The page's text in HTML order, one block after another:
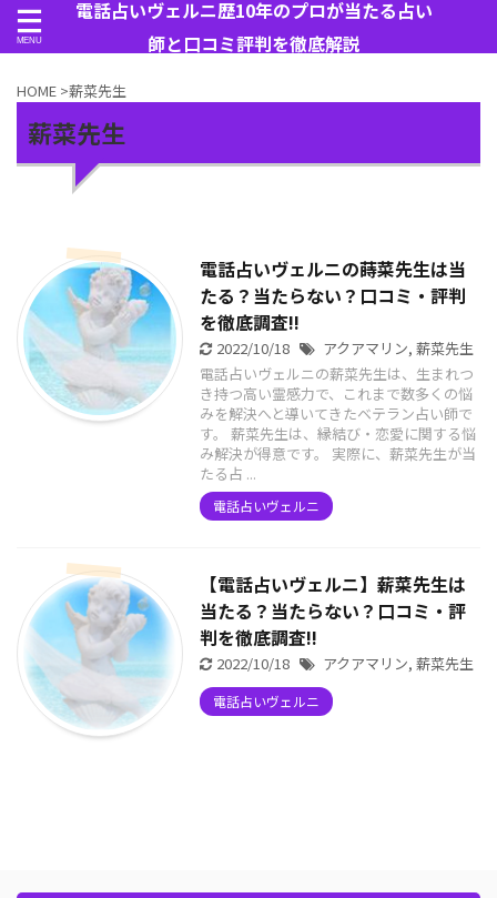
電話占いヴェルニ歴10年のプロが当たる占い
師と口コミ評判を徹底解説
HOME >薪菜先生
薪菜先生
電話占いヴェルニの蒔菜先生は当
たる？当たらない？口コミ・評判
を徹底調査!!
2022/10/18 アクアマリン, 薪菜先生
電話占いヴェルニの薪菜先生は、生まれつ
き持つ高い霊感力で、これまで数多くの悩
みを解決へと導いてきたベテラン占い師で
す。 薪菜先生は、縁結び・恋愛に関する悩
み解決が得意です。 実際に、薪菜先生が当
たる占 ...
電話占いヴェルニ
【電話占いヴェルニ】薪菜先生は
当たる？当たらない？口コミ・評
判を徹底調査!!
2022/10/18 アクアマリン, 薪菜先生
電話占いヴェルニ